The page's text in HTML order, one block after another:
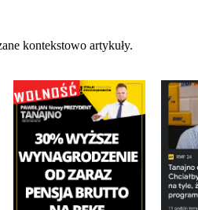
kontekstowo artykuły.